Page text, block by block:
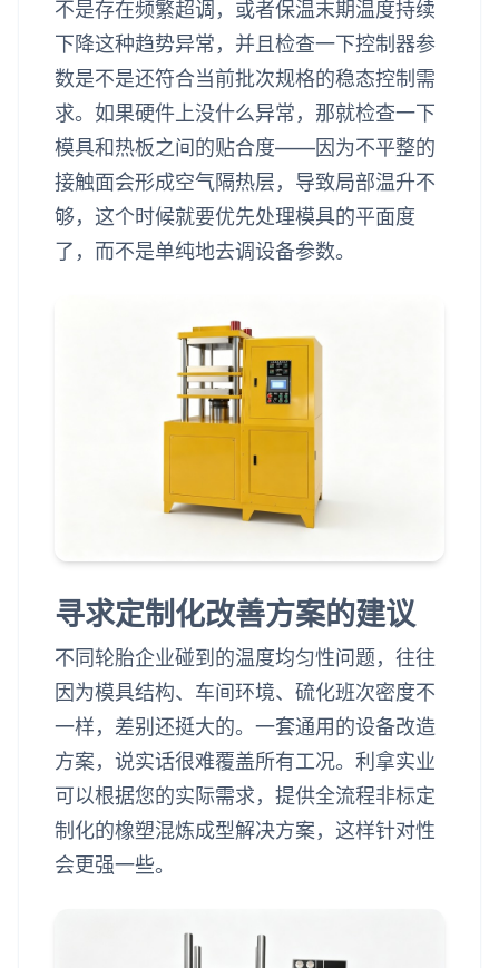
不是存在频繁超调，或者保温末期温度持续
下降这种趋势异常，并且检查一下控制器参
数是不是还符合当前批次规格的稳态控制需
求。如果硬件上没什么异常，那就检查一下
模具和热板之间的贴合度——因为不平整的
接触面会形成空气隔热层，导致局部温升不
够，这个时候就要优先处理模具的平面度
了，而不是单纯地去调设备参数。
寻求定制化改善方案的建议
不同轮胎企业碰到的温度均匀性问题，往往
因为模具结构、车间环境、硫化班次密度不
一样，差别还挺大的。一套通用的设备改造
方案，说实话很难覆盖所有工况。利拿实业
可以根据您的实际需求，提供全流程非标定
制化的橡塑混炼成型解决方案，这样针对性
会更强一些。